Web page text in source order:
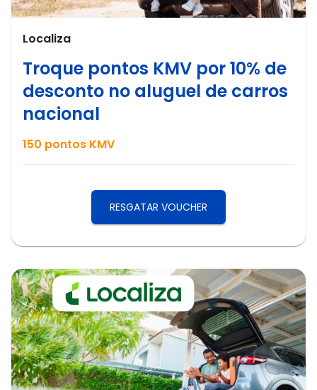
Localiza
Troque pontos KMV por 10% de
desconto no aluguel de carros
nacional
150 pontos KMV
RESGATAR VOUCHER